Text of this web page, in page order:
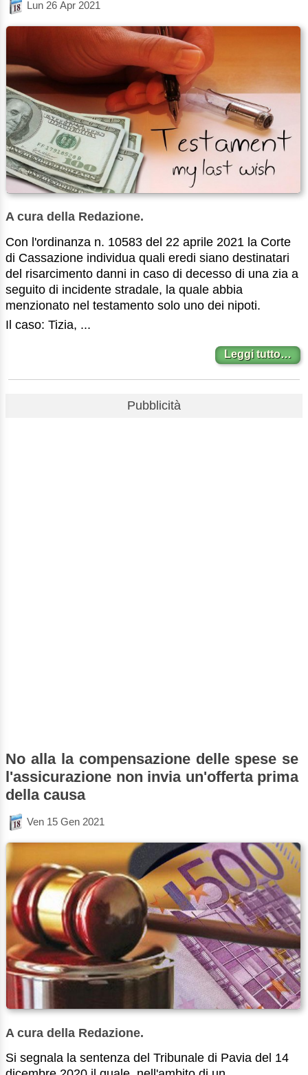
Lun 26 Apr 2021
A cura della Redazione.
Con l'ordinanza n. 10583 del 22 aprile 2021 la Corte
di Cassazione individua quali eredi siano destinatari
del risarcimento danni in caso di decesso di una zia a
seguito di incidente stradale, la quale abbia
menzionato nel testamento solo uno dei nipoti.
Il caso: Tizia, ...
Leggi tutto…
Pubblicità
No alla la compensazione delle spese se
l'assicurazione non invia un'offerta prima
della causa
Ven 15 Gen 2021
A cura della Redazione.
Si segnala la sentenza del Tribunale di Pavia del 14